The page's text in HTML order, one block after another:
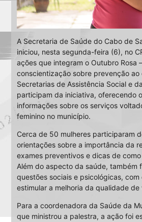
A Secretaria de Saúde do Cabo de
iniciou, nesta segunda-feira (6), no
ações que integram o Outubro Rosa
conscientização sobre prevenção ao
Secretarias de Assistência Social e
participam da iniciativa, oferecendo
informações sobre os serviços
feminino no município.
Cerca de 50 mulheres participaram
orientações sobre a importância da
exames preventivos e dicas de
Além do aspecto da saúde, também
questões sociais e psicológicas,
estimular a melhoria da qualidade de
Para a coordenadora da Saúde da
que ministrou a palestra, a ação foi